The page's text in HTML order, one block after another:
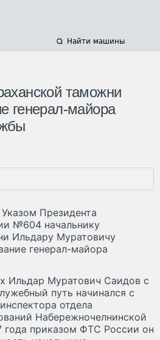
Найти машины
таможни
генерал-майора
Президента
№604 начальнику
Ильдару Муратовичу
генерал-майора
Ильдар Муратович Саидов с
путь начинался с
отдела
Набережночелнинской
приказом ФТС России он